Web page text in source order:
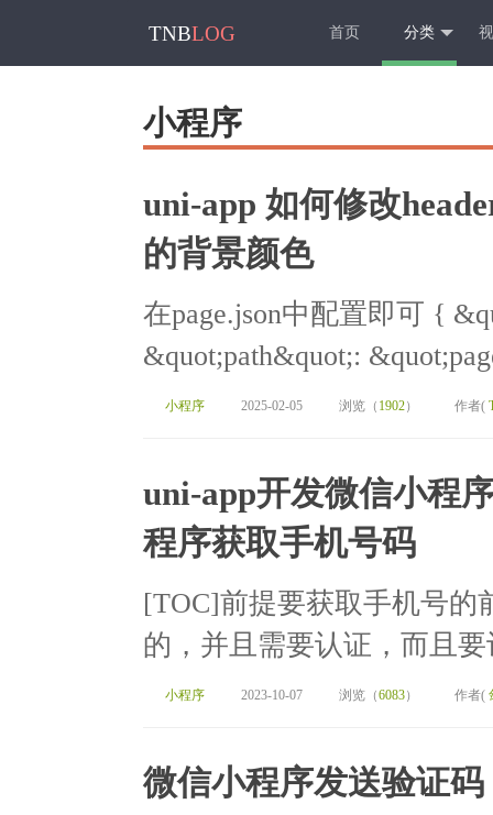
TNBLOG 首页 分类
小程序
uni-app 如何修改
的背景颜色
在page.json中配置即可 {
&quot;path&quot;:
小程序 2025-02-05 浏览（ 1902） 作者(
uni-app开发微信小程
程序获取手机号码
[TOC]前提要获取手机号的
的，并且需要认证，而且
小程序 2023-10-07 浏览（6083） 作者(
微信小程序发送验证码